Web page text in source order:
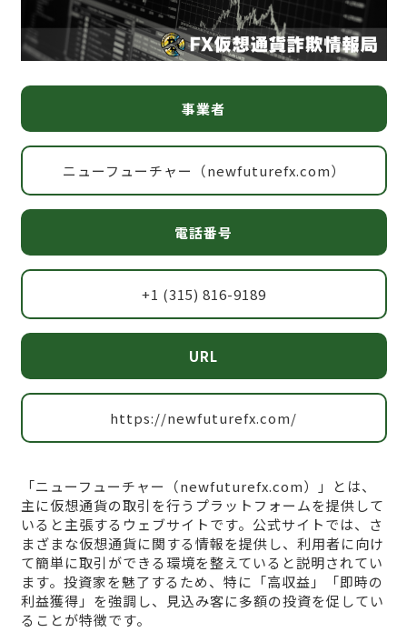
事業者
ニューフューチャー（newfuturefx.com）
電話番号
+1 (315) 816-9189
URL
https://newfuturefx.com/
「ニューフューチャー（newfuturefx.com）」とは、
主に仮想通貨の取引を行うプラットフォームを提供して
いると主張するウェブサイトです。公式サイトでは、さ
まざまな仮想通貨に関する情報を提供し、利用者に向け
て簡単に取引ができる環境を整えていると説明されてい
ます。投資家を魅了するため、特に「高収益」「即時の
利益獲得」を強調し、見込み客に多額の投資を促してい
ることが特徴です。